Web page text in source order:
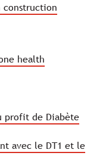
construction
health
profit de Diabète
avec le DT1 et le